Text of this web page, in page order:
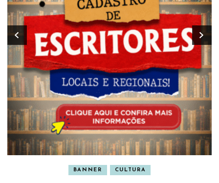
BANNER CULTURA